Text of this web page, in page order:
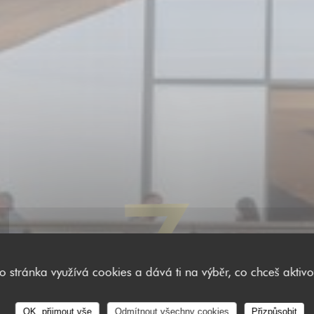
stránka využívá cookies a dává ti na výběr, co chceš
OK, přijmout vše Odmítnout všechny cookies Přizpůsobit